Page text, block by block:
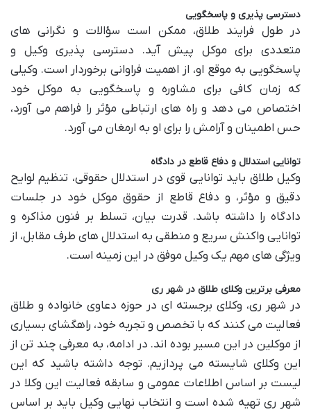
دسترسی پذیری و پاسخگویی
در طول فرایند طلاق، ممکن است سؤالات و نگرانی های
متعددی برای موکل پیش آید. دسترسی پذیری وکیل و
پاسخگویی به موقع او، از اهمیت فراوانی برخوردار است. وکیلی
که زمان کافی برای مشاوره و پاسخگویی به موکل خود
اختصاص می دهد و راه های ارتباطی مؤثر را فراهم می آورد،
حس اطمینان و آرامش را برای او به ارمغان می آورد.
توانایی استدلال و دفاع قاطع در دادگاه
وکیل طلاق باید توانایی قوی در استدلال حقوقی، تنظیم لوایح
دقیق و مؤثر، و دفاع قاطع از حقوق موکل خود در جلسات
دادگاه را داشته باشد. قدرت بیان، تسلط بر فنون مذاکره و
توانایی واکنش سریع و منطقی به استدلال های طرف مقابل، از
ویژگی های مهم یک وکیل موفق در این زمینه است.
معرفی برترین وکلای طلاق در شهر ری
در شهر ری، وکلای برجسته ای در حوزه دعاوی خانواده و طلاق
فعالیت می کنند که با تخصص و تجربه خود، راهگشای بسیاری
از موکلین در این مسیر بوده اند. در ادامه، به معرفی چند تن از
این وکلای شایسته می پردازیم. توجه داشته باشید که این
لیست بر اساس اطلاعات عمومی و سابقه فعالیت این وکلا در
شهر ری تهیه شده است و انتخاب نهایی وکیل باید بر اساس